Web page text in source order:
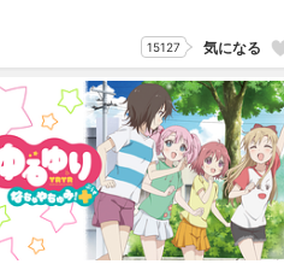
15127 気になる